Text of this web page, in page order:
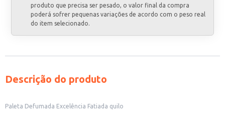
produto que precisa ser pesado, o valor final da compra
poderá sofrer pequenas variações de acordo com o peso real
do item selecionado.
Descrição do produto
Paleta Defumada Excelência Fatiada quilo